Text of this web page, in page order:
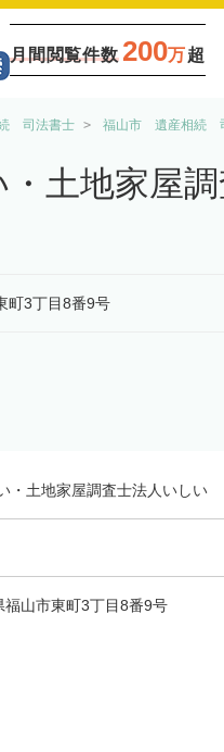
月間閲覧件数 200万超
司法書士 福山市 遺産相続
土地家屋
町3丁目8番9号
・土地家屋調査士法人いしい
山市東町3丁目8番9号